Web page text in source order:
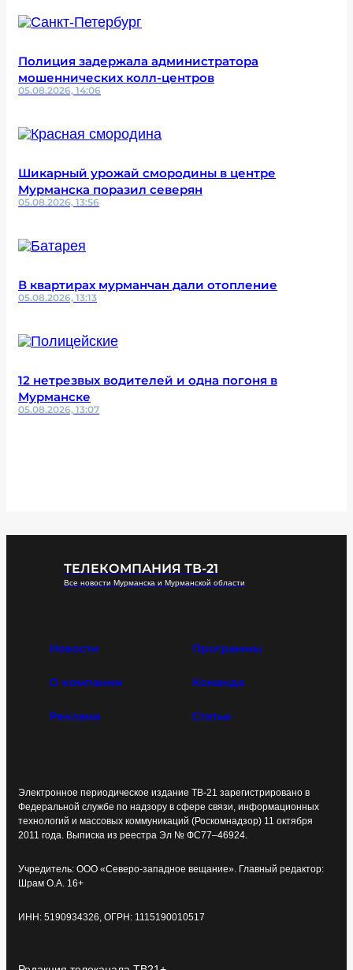
Полиция задержала администратора
мошеннических колл-центров
05.08.2026, 14:06
Шикарный урожай смородины в центре
Мурманска поразил северян
05.08.2026, 13:56
В квартирах мурманчан дали отопление
05.08.2026, 13:13
12 нетрезвых водителей и одна погоня в
Мурманске
05.08.2026, 13:07
ТЕЛЕКОМПАНИЯ ТВ-21
Все новости Мурманска и Мурманской области
Новости Программы
О компании Команда
Реклама Статьи
Электронное периодическое издание ТВ-21 зарегистрировано в
Федеральной службе по надзору в сфере связи, информационных
технологий и массовых коммуникаций (Роскомнадзор) 11 октября
2011 года. Выписка из реестра Эл № ФС77–46924.
Учредитель: ООО «Северо-западное вещание». Главный редактор:
Шрам О.А. 16+
ИНН: 5190934326, ОГРН: 1115190010517